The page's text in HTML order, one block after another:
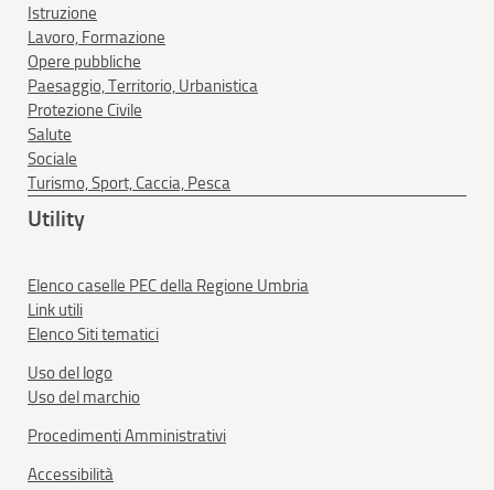
Istruzione
Lavoro, Formazione
Opere pubbliche
Paesaggio, Territorio, Urbanistica
Protezione Civile
Salute
Sociale
Turismo, Sport, Caccia, Pesca
Utility
Elenco caselle PEC della Regione Umbria
Link utili
Elenco Siti tematici
Uso del logo
Uso del marchio
Procedimenti Amministrativi
Accessibilità